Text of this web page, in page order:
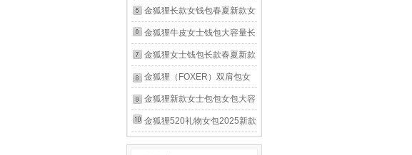
啡色-Brown【礼盒包装】 无
规格
长票夹 金色
新款按扣女钱包大容量手拿包
长票夹 黑色
金狐狸长款女钱包春夏新款女
士拉链手包手挽手拿包大容量
皮夹牛皮女包 黑色
金狐狸牛皮女士钱包大容量长
款卡包钱票夹手拿包零钱包新
款女友生日礼物 玫瑰
金.JD2051360POP09F1W
金狐狸女士钱包长款春夏新款
韩版牛皮多功能钱夹手机拉链
手拿包女牛皮包 玫瑰金
金狐狸（FOXER）双肩包女
开学新款韩版大学生新学期时
尚休闲背包潮旅行大容量书包
金狐狸新款女士包包女包大容
量单肩斜挎包手机包妈妈包新
金狐狸520礼物女包2025新款
复古印花斜挎女士包包时尚老